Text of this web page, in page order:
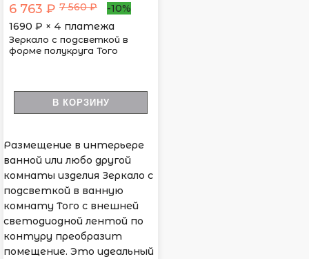
6 763 ₽ 7 560 ₽
-10%
1690 ₽ × 4 платежа
Зеркало с подсветкой в
форме полукруга Того
В КОРЗИНУ
Размещение в интерьере
ванной или любо другой
комнаты изделия Зеркало с
подсветкой в ванную
комнату Того с внешней
светодиодной лентой по
контуру преобразит
помещение. Это идеальный